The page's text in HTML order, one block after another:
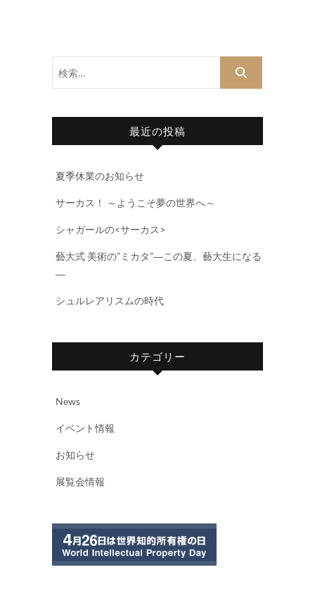
最近の投稿
夏季休業のお知らせ
サーカス！ ～ようこそ夢の世界へ～
シャガールの<サーカス>
藝大式 美術の”ミカタ”―この夏、藝大生になる
―
シュルレアリスムの時代
カテゴリー
News
イベント情報
お知らせ
展覧会情報